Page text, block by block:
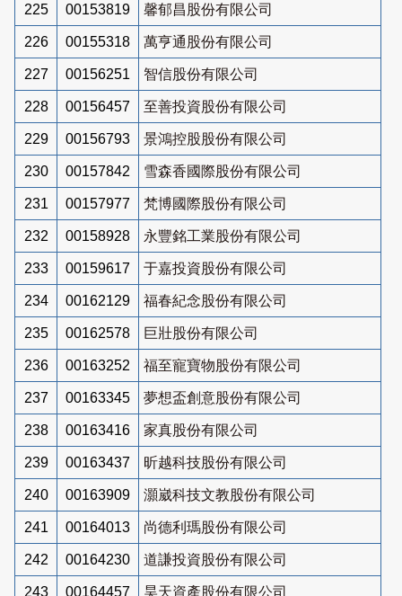
225 00153819 馨郁昌股份有限公司
226 00155318 萬亨通股份有限公司
227 00156251 智信股份有限公司
228 00156457 至善投資股份有限公司
229 00156793 景鴻控股股份有限公司
230 00157842 雪森香國際股份有限公司
231 00157977 梵博國際股份有限公司
232 00158928 永豐銘工業股份有限公司
233 00159617 于嘉投資股份有限公司
234 00162129 福春紀念股份有限公司
235 00162578 巨壯股份有限公司
236 00163252 福至寵寶物股份有限公司
237 00163345 夢想盃創意股份有限公司
238 00163416 家真股份有限公司
239 00163437 昕越科技股份有限公司
240 00163909 灝崴科技文教股份有限公司
241 00164013 尚德利瑪股份有限公司
242 00164230 道謙投資股份有限公司
243 00164457 昊天資產股份有限公司